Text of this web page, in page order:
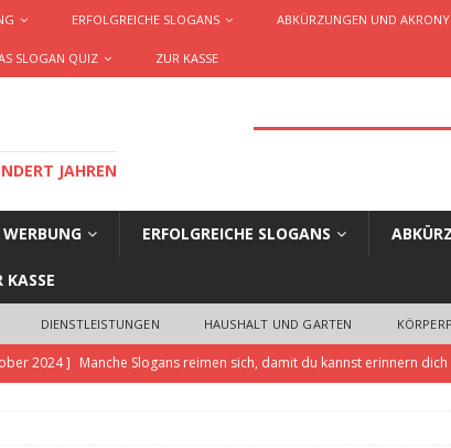
ERFOLGREICHE SLOGANS ABKÜRZUNGEN UND
SLOGAN QUIZ ZUR KASSE
JAHREN
WERBUNG ERFOLGREICHE SLOGANS
KASSE
DIENSTLEISTUNGEN HAUSHALT UND GARTEN
2024 ] Manche Slogans reimen sich, damit du kannst erinnern dich
und Dienstleistungen erstellt